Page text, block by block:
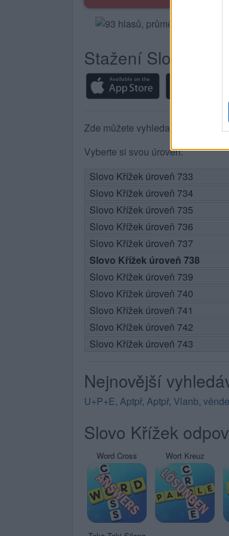
Stažení Slovo
Zde můžete vyhledat odpověď
Vyberte si svou úroveň:
Slovo Křížek úroveň 733
Slovo Křížek úroveň 734
Slovo Křížek úroveň 735
Slovo Křížek úroveň 736
Slovo Křížek úroveň 737
Slovo Křížek úroveň 738
Slovo Křížek úroveň 739
Slovo Křížek úroveň 740
Slovo Křížek úroveň 741
Slovo Křížek úroveň 742
Slovo Křížek úroveň 743
Nejnovější
U+P+E, Aptpř, Aptpř, Vlanb, věnde
Slovo Křížek
Word Cross Wort Kreuz